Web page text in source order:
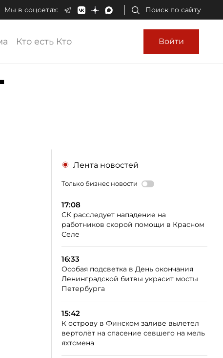
Мы в соцсетях: Поиск по сайту
Кто есть Кто Войти
Лента новостей
Только бизнес новости
17:08
СК расследует нападение на
работников скорой помощи в Красном
Селе
16:33
Особая подсветка в День окончания
Ленинградской битвы украсит мосты
Петербурга
15:42
К острову в Финском заливе вылетел
вертолёт на спасение севшего на мель
яхтсмена